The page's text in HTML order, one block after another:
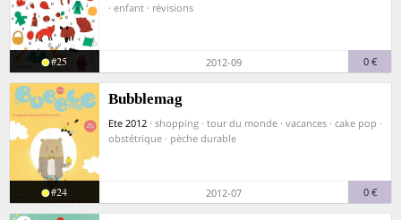
· enfant · révisions
#25 2012-09 0 €
Bubblemag
Ete 2012 · shopping · tour du monde · vacances · cake pop ·
obstétrique · pèche durable
#24 2012-07 0 €